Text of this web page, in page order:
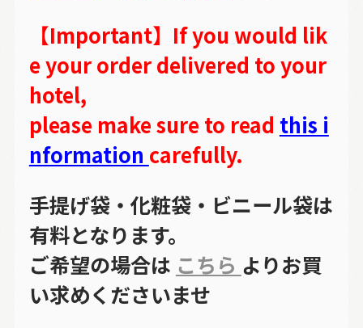
【Important】If you would lik
e your order delivered to your
hotel,
please make sure to read this i
nformation carefully.
手提げ袋・化粧袋・ビニール袋は
有料となります。
ご希望の場合は こちら よりお買
い求めくださいませ